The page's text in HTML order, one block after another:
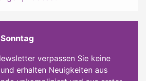
verpassen Sie keine
erhalten Neuigkeiten aus